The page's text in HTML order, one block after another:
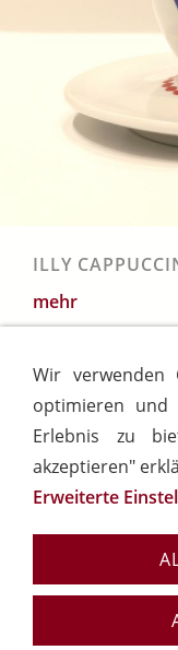
ILLY
mehr
*Alle
Widerrufsrecht
Wir verwenden
optimieren und
Erlebnis zu
akzeptieren"
Erweiterte